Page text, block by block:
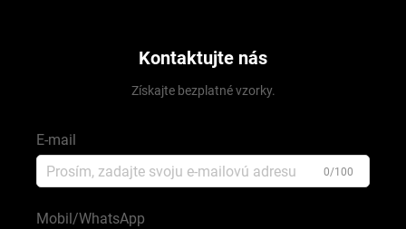
Kontaktujte nás
Získajte bezplatné vzorky.
E-mail
0/100
Mobil/WhatsApp